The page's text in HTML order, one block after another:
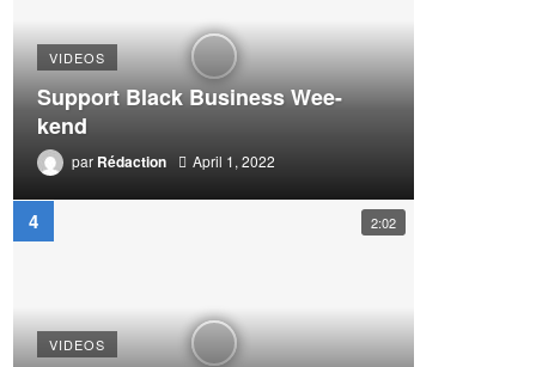
VIDEOS
Support Black Business Wee-
kend
par Rédaction April 1, 2022
2:02
VIDEOS